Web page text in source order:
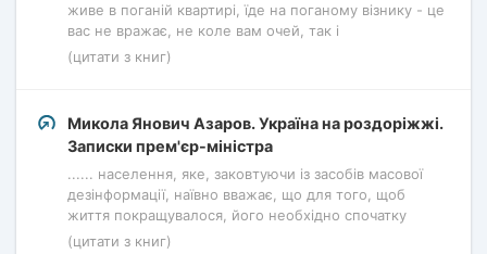
живе в поганій квартирі, їде на поганому візнику - це
вас не вражає, не коле вам очей, так і
(цитати з книг)
Микола Янович Азаров. Україна на роздоріжжі.
Записки прем'єр-міністра
...... населення, яке, заковтуючи із засобів масової
дезінформації, наївно вважає, що для того, щоб
життя покращувалося, його необхідно спочатку
(цитати з книг)